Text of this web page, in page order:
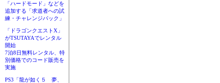
「ハードモード」などを
追加する「求道者への試
練・チャレンジパック」
「ドラゴンクエストX」
がTSUTAYAでレンタル
開始
7泊8日無料レンタル、特
別価格でのコード販売を
実施
PS3「龍が如く５ 夢、